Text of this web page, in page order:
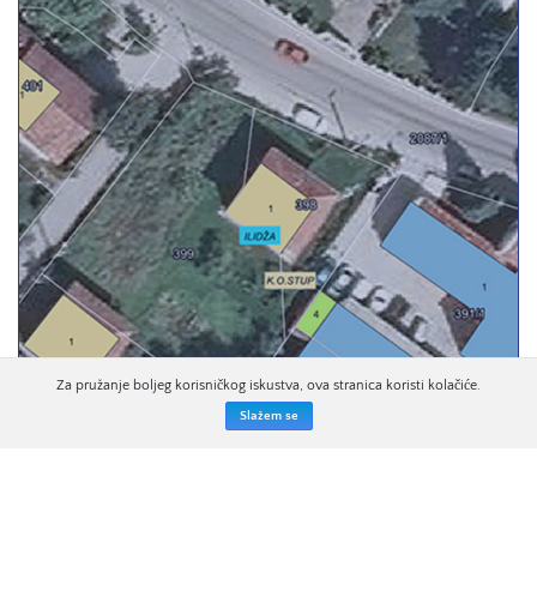
Za pružanje boljeg korisničkog iskustva, ova stranica koristi kolačiće.
Slažem se